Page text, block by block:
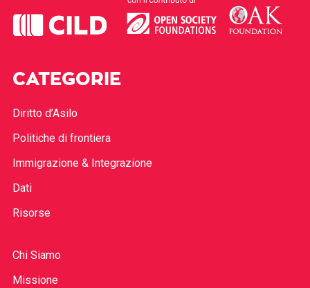
CATEGORIE
Diritto d’Asilo
Politiche di frontiera
Immigrazione & Integrazione
Dati
Risorse
Chi Siamo
Missione